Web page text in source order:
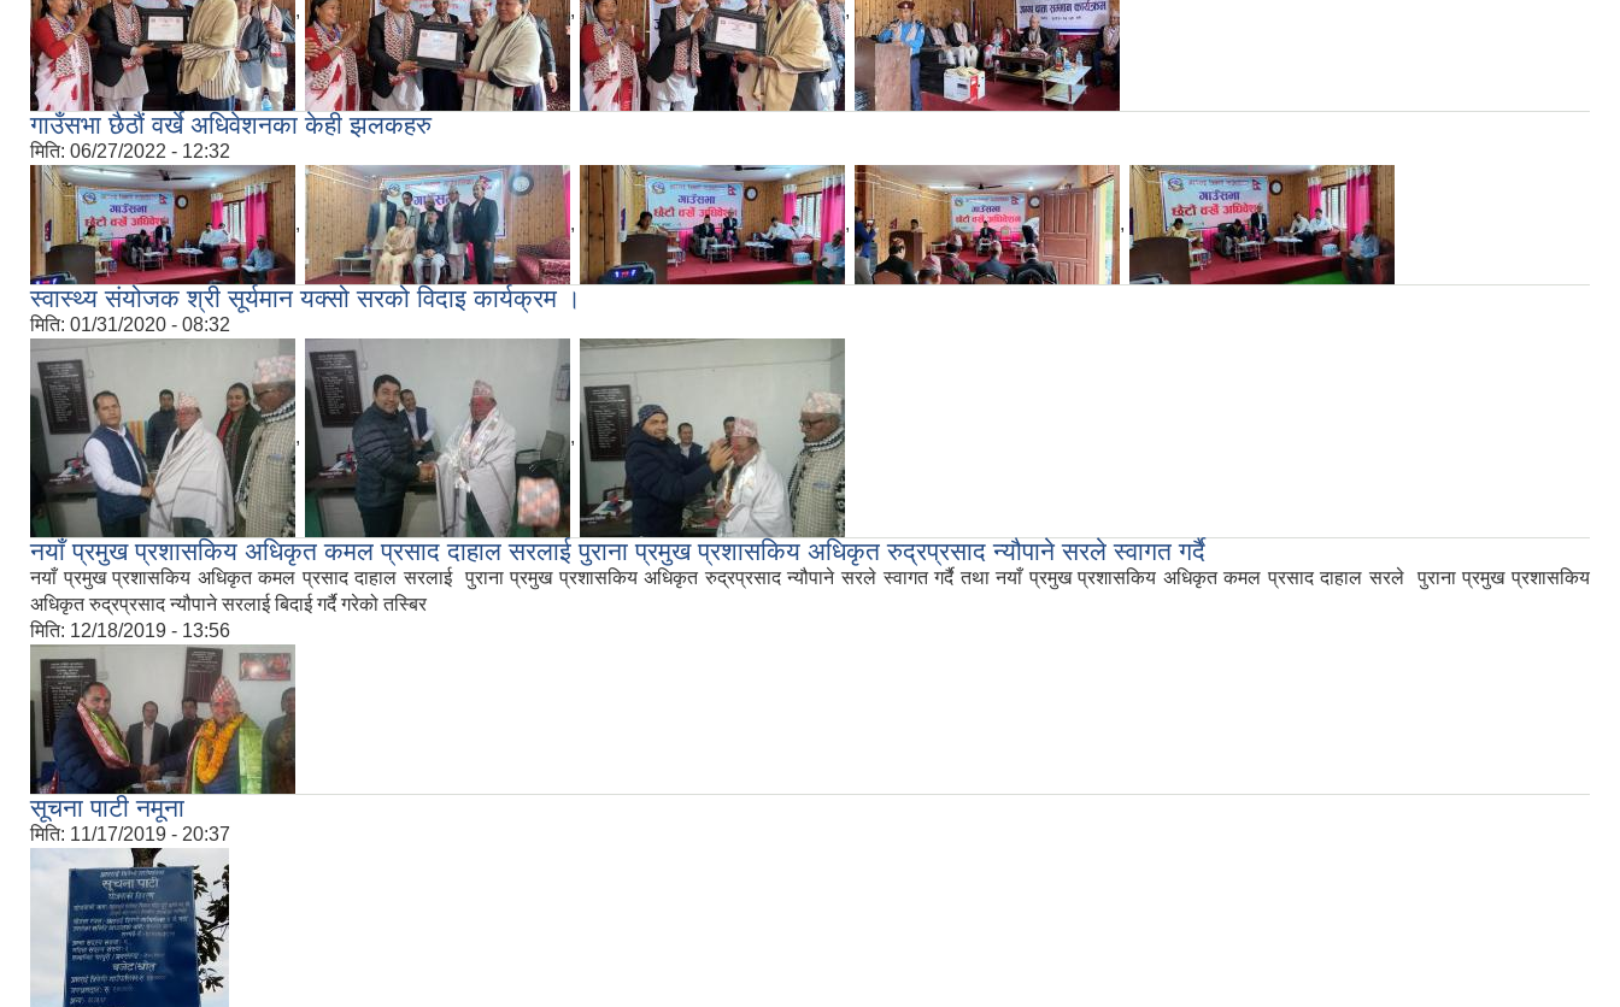
, , ,
गाउँसभा छैठौं वर्खे अधिवेशन‍का केही झलकहरु
मिति: 06/27/2022 - 12:32
, , , ,
स्वास्थ्य संयोजक श्री सूर्यमान यक्सो सरको विदाइ कार्यक्रम ।
मिति: 01/31/2020 - 08:32
, ,
नयाँ प्रमुख प्रशासकिय अधिकृत कमल प्रसाद दाहाल सरलाई पुराना प्रमुख प्रशासकिय अधिकृत रुद्रप्रसाद न्यौपाने सरले स्वागत गर्दै
नयाँ प्रमुख प्रशासकिय अधिकृत कमल प्रसाद दाहाल सरलाई पुराना प्रमुख प्रशासकिय अधिकृत रुद्रप्रसाद न्यौपाने सरले स्वागत गर्दै तथा नयाँ प्रमुख प्रशासकिय अधिकृत कमल प्रसाद दाहाल सरले पुराना प्रमुख प्रशासकिय
अधिकृत रुद्रप्रसाद न्यौपाने सरलाई बिदाई गर्दै गरेको तस्बिर
मिति: 12/18/2019 - 13:56
सूचना पाटी नमूना
मिति: 11/17/2019 - 20:37